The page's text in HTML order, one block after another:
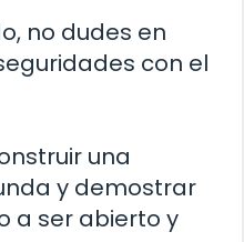
no dudes en
con el
una
y demostrar
a ser abierto y